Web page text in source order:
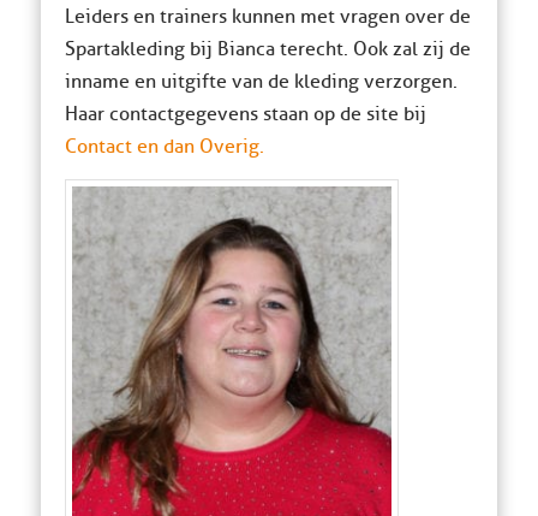
Leiders en trainers kunnen met vragen over de
Spartakleding bij Bianca terecht. Ook zal zij de
inname en uitgifte van de kleding verzorgen.
Haar contactgegevens staan op de site bij
Contact en dan Overig.